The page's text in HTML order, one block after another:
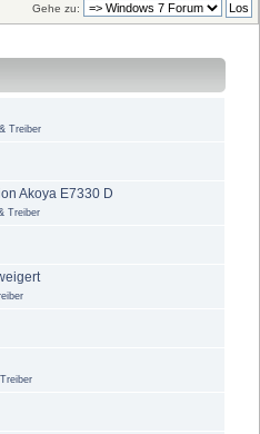
Gehe zu:
Treiber
Akoya E7330 D
Treiber